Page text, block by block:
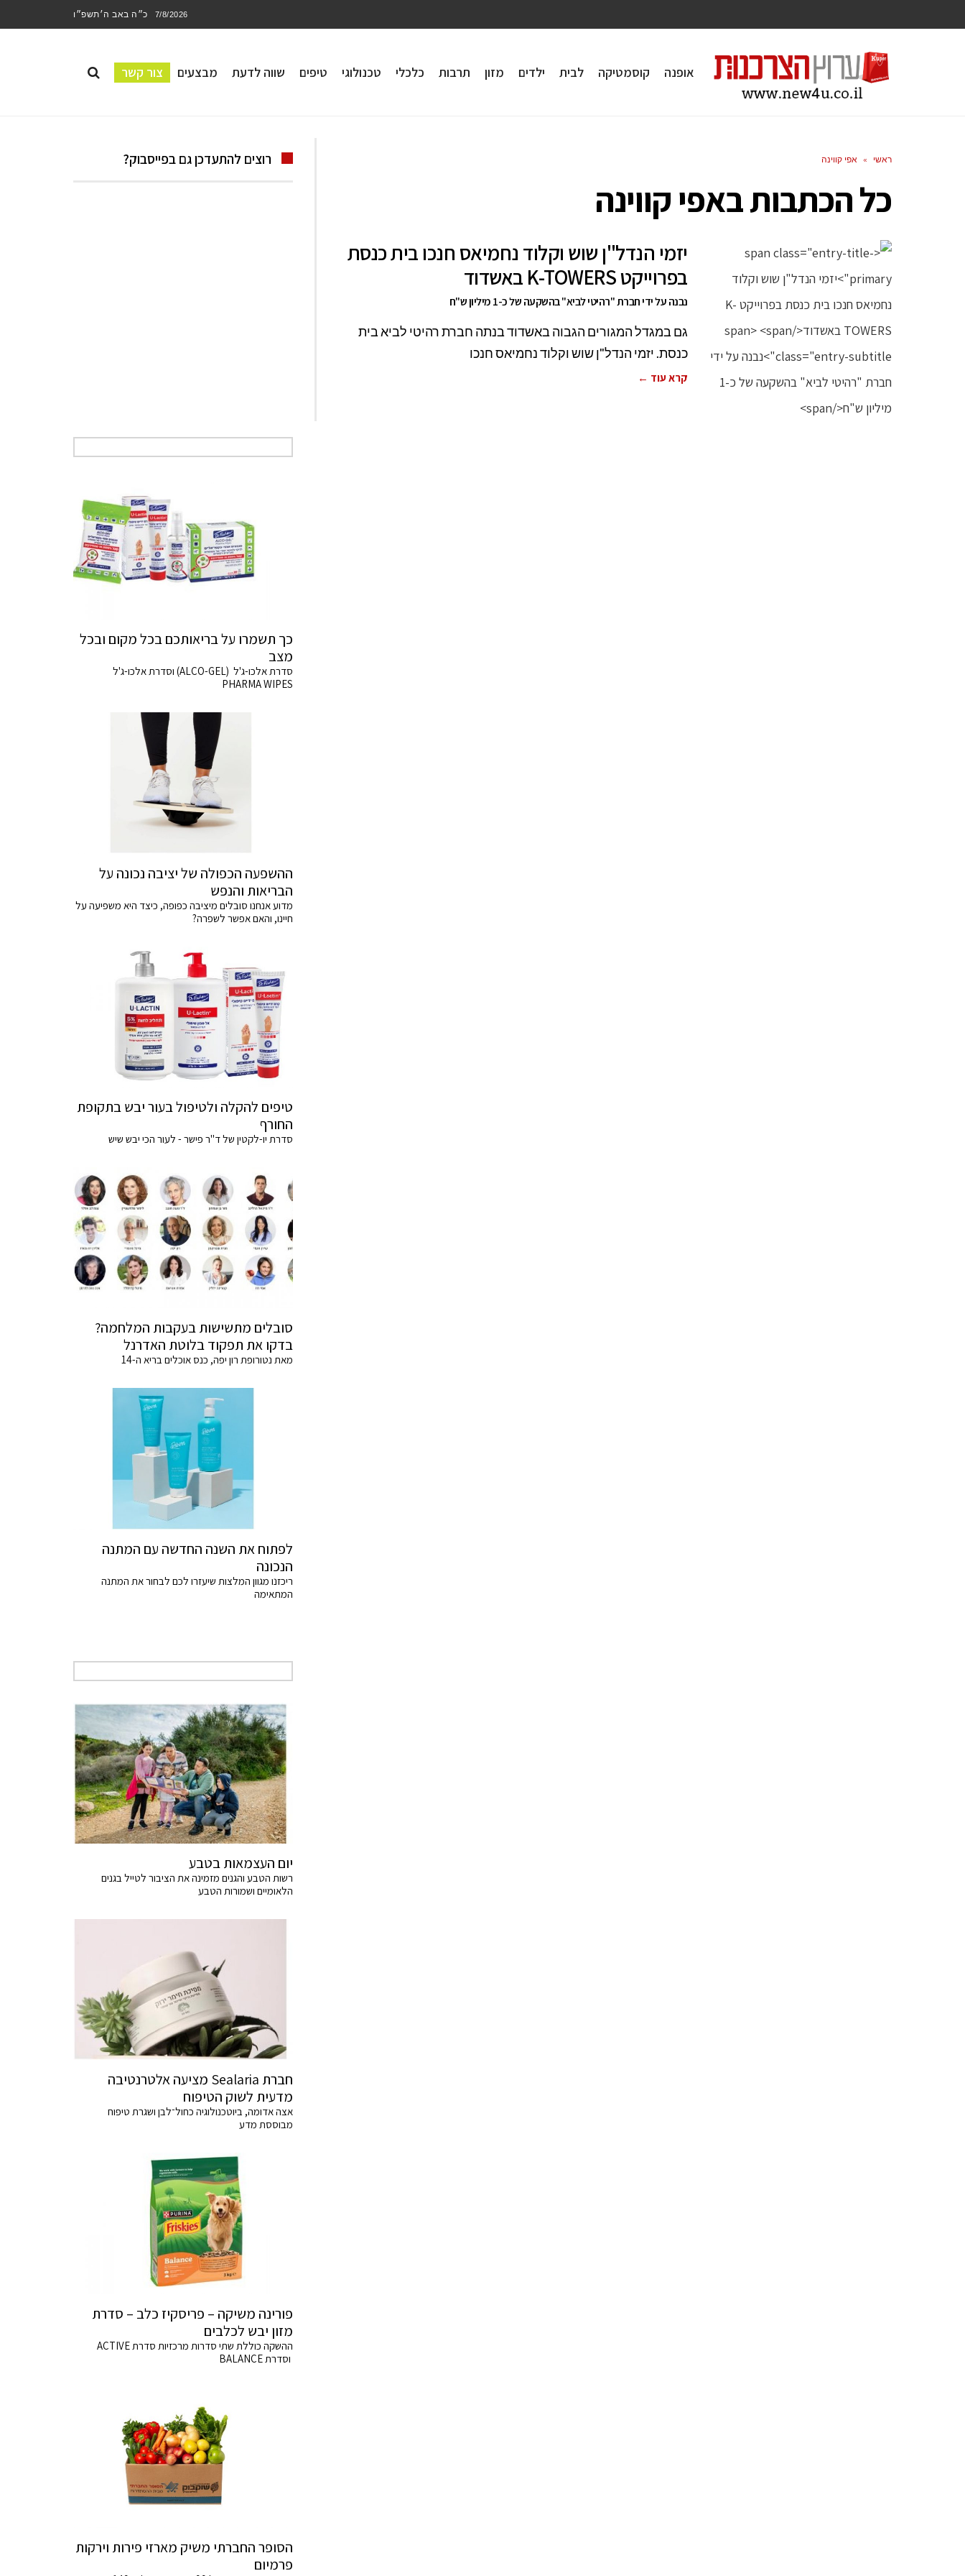
7/8/2026 כ״ה באב ה׳תשפ״ו
אופנה קוסמטיקה לבית ילדים מזון תרבות כלכלי טכנולוגי טיפים שווה לדעת מבצעים צור קשר
ראשי » אפי קווינה
כל הכתבות באפי קווינה
יזמי הנדל"ן שוש וקלוד נחמיאס חנכו בית כנסת
בפרוייקט K-TOWERS באשדוד
נבנה על ידי חברת "רהיטי לביא" בהשקעה של כ-1 מיליון ש"ח
גם במגדל המגורים הגבוה באשדוד בנתה חברת רהיטי לביא בית
כנסת. יזמי הנדל"ן שוש וקלוד נחמיאס חנכו
קרא עוד ←
רוצים להתעדכן גם בפייסבוק?
כך תשמרו על בריאותכם בכל מקום ובכל
מצב
סדרת אלכו-ג'ל (ALCO-GEL) וסדרת אלכו-ג'ל
PHARMA WIPES
ההשפעה הכפולה של יציבה נכונה על
הבריאות והנפש
מדוע אנחנו סובלים מיציבה כפופה, כיצד היא משפיעה על
חיינו, והאם אפשר לשפרה?
טיפים להקלה ולטיפול בעור יבש בתקופת
החורף
סדרת יו-לקטין של ד"ר פישר - לעור הכי יבש שיש
סובלים מתשישות בעקבות המלחמה?
בדקו את תפקוד בלוטת האדרנל
מאת נטורופת רון יפה, כנס אוכלים בריא ה-14
לפתוח את השנה החדשה עם המתנה
הנכונה
ריכזנו מגוון המלצות שיעזרו לכם לבחור את המתנה
המתאימה
יום העצמאות בטבע
רשות הטבע והגנים מזמינה את הציבור לטייל בגנים
הלאומיים ושמורות הטבע
חברת Sealaria מציעה אלטרנטיבה
מדעית לשוק הטיפוח
אצה אדומה, ביוטכנולוגיה כחול־לבן ושגרת טיפוח
מבוססת מדע
פורינה משיקה – פריסקיז כלב – סדרת
מזון יבש לכלבים
ההשקה כוללת שתי סדרות מרכזיות סדרת ACTIVE
וסדרת BALANCE
הסופר החברתי משיק מארזי פירות וירקות
פרמיום